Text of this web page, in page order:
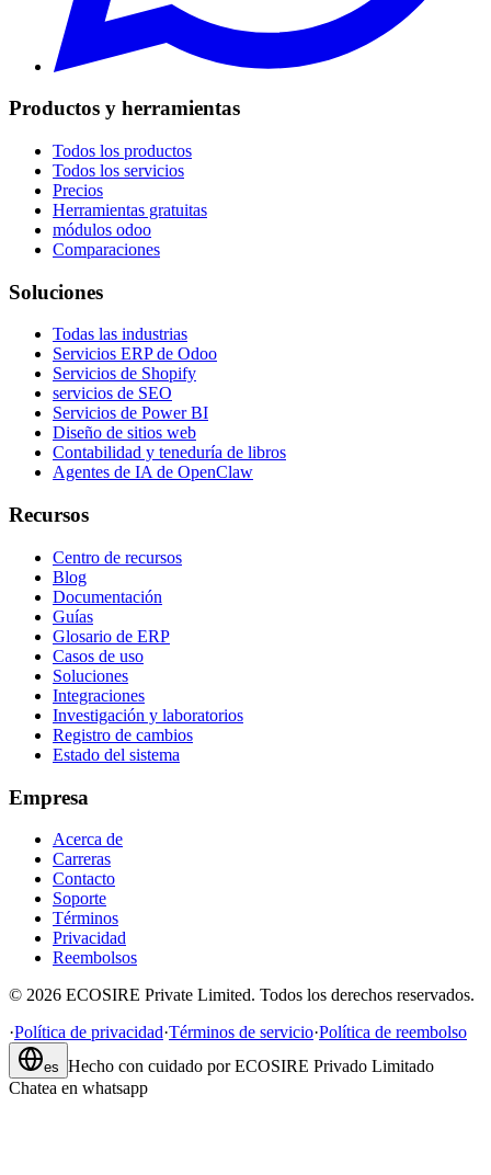
Productos y herramientas
Todos los productos
Todos los servicios
Precios
Herramientas gratuitas
módulos odoo
Comparaciones
Soluciones
Todas las industrias
Servicios ERP de Odoo
Servicios de Shopify
servicios de SEO
Servicios de Power BI
Diseño de sitios web
Contabilidad y teneduría de libros
Agentes de IA de OpenClaw
Recursos
Centro de recursos
Blog
Documentación
Guías
Glosario de ERP
Casos de uso
Soluciones
Integraciones
Investigación y laboratorios
Registro de cambios
Estado del sistema
Empresa
Acerca de
Carreras
Contacto
Soporte
Términos
Privacidad
Reembolsos
© 2026 ECOSIRE Private Limited. Todos los derechos reservados.
·Política de privacidad·Términos de servicio·Política de reembolso
es Hecho con cuidado por ECOSIRE Privado Limitado
Chatea en whatsapp